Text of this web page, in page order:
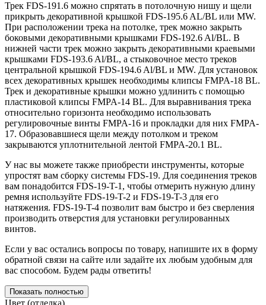
Трек FDS-191.6 можно спрятать в потолочную нишу и щели
прикрыть декоративной крышкой FDS-195.6 AL/BL или MW.
При расположении трека на потолке, трек можно закрыть
боковыми декоративными крышками FDS-192.6 Al/BL. В
нижней части трек можно закрыть декоративными краевыми
крышками FDS-193.6 Al/BL, а стыковочное место треков
центральной крышкой FDS-194.6 Al/BL и MW. Для установок
всех декоративных крышек необходимы клипсы FMPA-18 BL.
Трек и декоративные крышки можно удлинить с помощью
пластиковой клипсы FMPA-14 BL. Для выравнивания трека
относительно горизонта необходимо использовать
регулировочные винты FMPA-16 и прокладки для них FMPA-
17. Образовавшиеся щели между потолком и треком
закрываются уплотнительной лентой FMPA-20.1 BL.
У нас вы можете также приобрести инструменты, которые
упростят вам сборку системы FDS-19. Для соединения треков
вам понадобится FDS-19-T-1, чтобы отмерить нужную длину
ремня используйте FDS-19-T-2 и FDS-19-T-3 для его
натяжения. FDS-19-T-4 позволит вам быстро и без сверления
производить отверстия для установки регулированных
винтов.
Если у вас остались вопросы по товару, напишите их в форму
обратной связи на сайте или задайте их любым удобным для
вас способом. Будем рады ответить!
Показать полностью